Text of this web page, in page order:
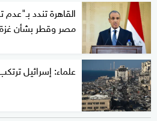
القاهرة تندد
مصر وقطر بشأن غزة
علماء: إسرائيل